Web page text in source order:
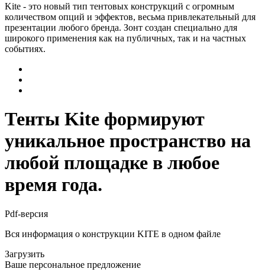
Kite - это новый тип тентовых конструкций с огромным
количеством опций и эффектов, весьма привлекательный для
презентации любого бренда. Зонт создан специально для
широкого применения как на публичных, так и на частных
событиях.
Тенты Kite формируют
уникальное пространство на
любой площадке в любое
время года.
Pdf-версия
Вся информация о конструкции KITE в одном файле
Загрузить
Ваше персональное предложение